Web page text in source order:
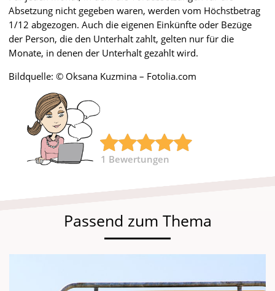
Absetzung nicht gegeben waren, werden vom Höchstbetrag
1/12 abgezogen. Auch die eigenen Einkünfte oder Bezüge
der Person, die den Unterhalt zahlt, gelten nur für die
Monate, in denen der Unterhalt gezahlt wird.
Bildquelle: © Oksana Kuzmina – Fotolia.com
1 Bewertungen
Passend zum Thema